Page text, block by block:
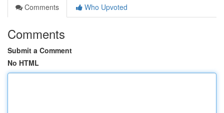
Comments
Who Upvoted
Comments
Submit a Comment
No HTML